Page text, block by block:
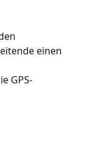
einen
GPS-